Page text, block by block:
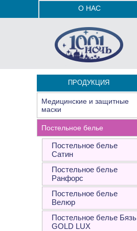
О НАС
ПРОДУКЦИЯ
Медицинские и защитные
маски
Постельное белье
Постельное белье
Сатин
Постельное белье
Ранфорс
Постельное белье
Велюр
Постельное белье Бязь
GOLD LUX